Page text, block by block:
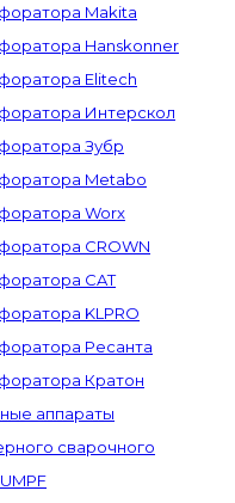
Makita
Hanskonner
Elitech
Интерскол
Зубр
Metabo
Worx
CROWN
CAT
KLPRO
Ресанта
Кратон
аппараты
сварочного